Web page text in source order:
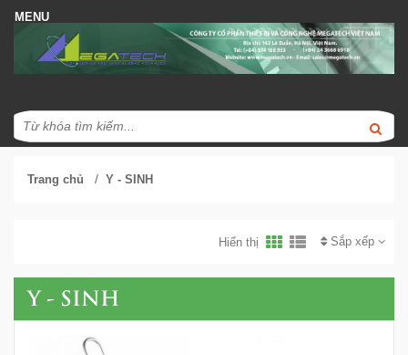
Trang chủ / Y - SINH
Sắp xếp
Hiển thị
Y - SINH